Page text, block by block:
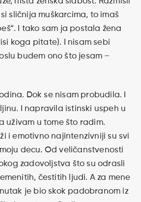
sličnija muškarcima, to imaš
I tako sam ja postala žena
koga pitate). I nisam sebi
budem ono što jesam –
Dok se nisam probudila. I
I napravila istinski uspeh u
uživam u tome što radim.
i emotivno najintenzivniji su svi
decu. Od veličanstvenosti
zadovoljstva što su odrasli
čestitih ljudi. A za mene
je bio skok padobranom iz